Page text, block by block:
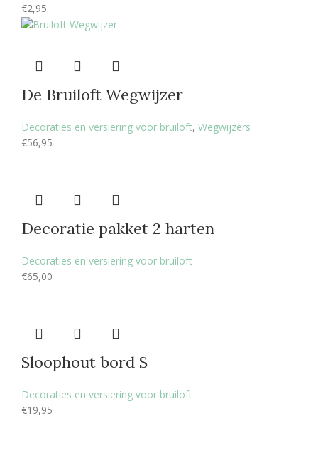
€2,95
De Bruiloft Wegwijzer
Decoraties en versiering voor bruiloft, Wegwijzers
€56,95
Decoratie pakket 2 harten
Decoraties en versiering voor bruiloft
€65,00
Sloophout bord S
Decoraties en versiering voor bruiloft
€19,95